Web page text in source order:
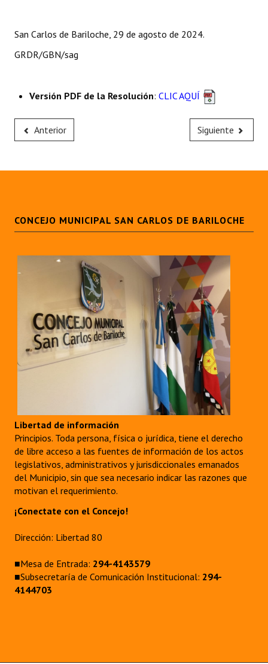
Mujeres que Dejaron Huellas - Registro
Ciudadano Ilustre - Registro
Huéspedes de Honor - Registro
REFORMA DE LA CARTA ORGÁNICA
San Carlos de Bariloche, 29 de agosto de 2024.
GRDR/GBN/sag
Versión PDF de la Resolución: CLIC AQUÍ
Anterior Siguiente
CONCEJO MUNICIPAL SAN CARLOS DE BARILOCHE
Libertad de información
Principios. Toda persona, física o jurídica, tiene el derecho
de libre acceso a las fuentes de información de los actos
legislativos, administrativos y jurisdiccionales emanados
del Municipio, sin que sea necesario indicar las razones que
motivan el requerimiento.
¡Conectate con el Concejo!
Dirección: Libertad 80
■Mesa de Entrada: 294-4143579
■Subsecretaría de Comunicación Institucional: 294-
4144703